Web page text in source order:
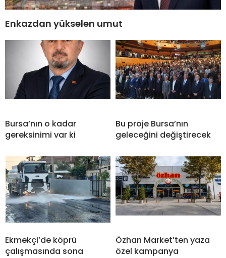
Enkazdan yükselen umut
Bursa’nın o kadar
gereksinimi var ki
Bu proje Bursa’nın
geleceğini değiştirecek
Ekmekçi’de köprü
çalışmasında sona
Özhan Market’ten yaza
özel kampanya